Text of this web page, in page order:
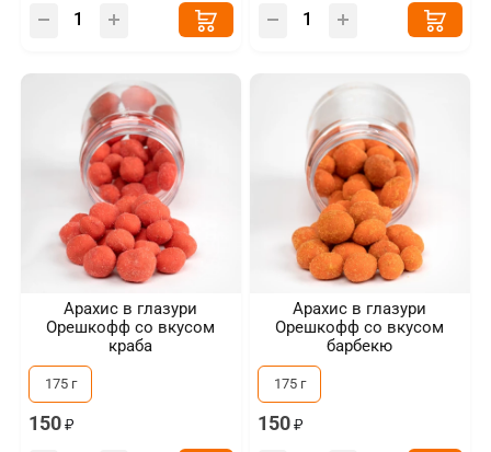
Арахис в глазури
Орешкофф со вкусом
краба
175 г
150
Арахис в глазури
Орешкофф со вкусом
барбекю
175 г
150